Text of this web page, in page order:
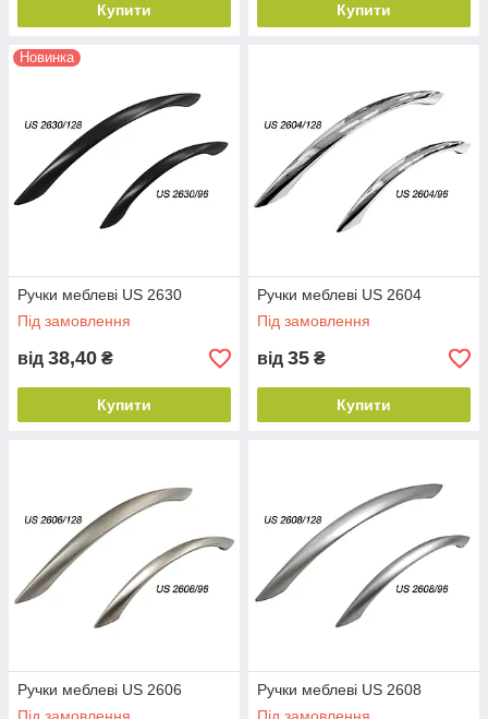
Купити Купити
Новинка
Ручки меблеві US 2630
Під замовлення
від 38,40 ₴
Купити
Ручки меблеві US 2604
Під замовлення
від 35 ₴
Купити
Ручки меблеві US 2606
Ручки меблеві US 2608